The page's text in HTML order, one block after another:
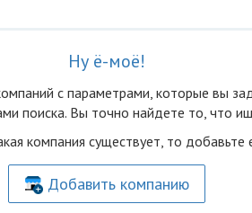
Ну ё-моё!
с параметрами, которые вы
поиска. Вы точно найдете то, что
компания существует, то
Добавить компанию